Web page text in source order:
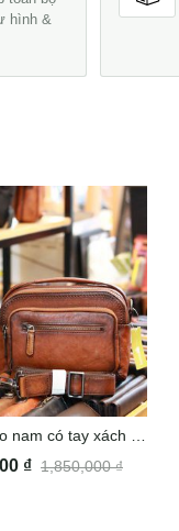
hình &
1,850,000₫
₫